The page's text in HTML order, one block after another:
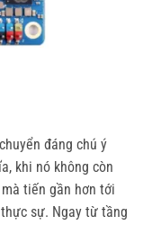
đáng chú ý
khi nó không còn
tiến gần hơn tới
sự. Ngay từ tầng